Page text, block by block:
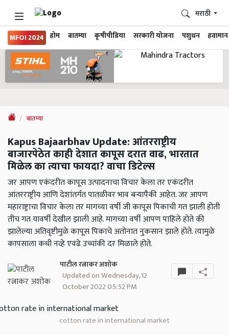
MFOI 2024 होम बातम्या कृषीपीडिया सरकारी योजना पशुधन हवामान
मराठी
बातम्या
Kapus Bajaarbhav Update: आंतरराष्ट्रीय
बाजारपेठेत काही देशात कापूस दरात वाढ, भारतात
मिळेल का त्याचा फायदा? वाचा डिटेल्स
जर आपण एकंदरीत कापूस उत्पादनाचा विचार केला तर एकंदरीत
आंतरराष्ट्रीय आणि देशांतर्गत पातळीवर भाव बऱ्यापैकी आहेत. जर आपण
महाराष्ट्राचा विचार केला तर मागच्या वर्षी जी कापूस पिकाची गत झाली होती
तीच गत यावर्षी देखील झाली आहे. मागच्या वर्षी आपण पाहिले होते की
झालेल्या अतिवृष्टीमुळे कापूस पिकाचे अतोनात नुकसान झाले होते. त्यामुळे
कापसाला कधी नव्हे एवढे उच्चांकी दर मिळाले होते.
पाटील रत्नाकर अशोक
Updated on Wednesday, 12
October 2022 05:52 PM
cotton rate in international market